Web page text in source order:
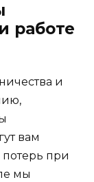
работе
и
вам
при
мы